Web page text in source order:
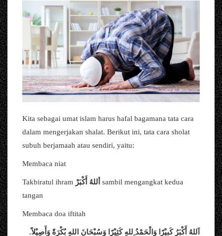
Kita sebagai umat islam harus hafal bagamana tata cara
dalam mengerjakan shalat. Berikut ini, tata cara sholat
subuh berjamaah atau sendiri, yaitu:
Membaca niat
Takbiratul ihram أللهُ أَكْبَرْ
sambil mengangkat kedua
tangan
Membaca doa iftitah
اَللهُ أَكْبَرُكَبِيْرًا وَالْحَمْدُ ِللهِكَثِيْرًا وَسُبْحَانَ اللهِبُكْرَةً وَأَصِيْلاً.